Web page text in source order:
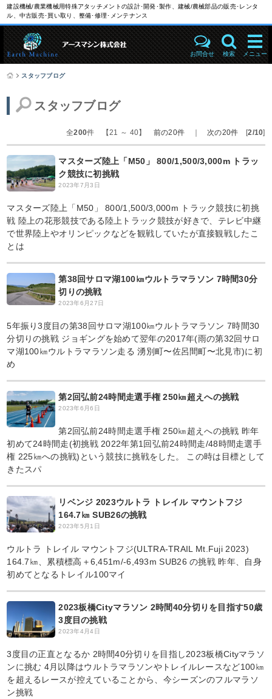
建設機械/農業機械用特殊アタッチメントの設計･開発･製作、建械/農械部品の販売･レンタ
ル、中古販売･買い取り、整備･修理･メンテナンス
お問合せ 検索 メニュー
スタッフブログ
スタッフブログ
全200件 【21 ～ 40】 前の20件 次の20件 [2/10]
マスターズ陸上「M50」 800/1,500/3,000m トラッ
ク競技に初挑戦
2023年7月3日
マスターズ陸上「M50」 800/1,500/3,000m トラック競技に初挑
戦 陸上の花形競技である陸上トラック競技が好きで、テレビ中継
で世界陸上やオリンピックなどを観戦していたが直接観戦したこ
とは
第38回サロマ湖100㎞ウルトラマラソン 7時間30分
切りの挑戦
2023年6月27日
5年振り3度目の第38回サロマ湖100㎞ウルトラマラソン 7時間30
分切りの挑戦 ジョギングを始めて翌年の2017年(雨の第32回サロ
マ湖100㎞ウルトラマラソン走る 湧別町〜佐呂間町〜北見市)に初
め
第2回弘前24時間走選手権 250㎞超えへの挑戦
2023年6月6日
第2回弘前24時間走選手権 250㎞超えへの挑戦 昨年
初めて24時間走(初挑戦 2022年第1回弘前24時間走/48時間走選手
権 225㎞への挑戦)という競技に挑戦をした。 この時は目標として
きたスパ
リベンジ 2023ウルトラ トレイル マウントフジ
164.7㎞ SUB26の挑戦
2023年5月1日
ウルトラ トレイル マウントフジ(ULTRA-TRAIL Mt.Fuji 2023)
164.7㎞、累積標高＋6,451m/-6,493m SUB26 の挑戦 昨年、自身
初めてとなるトレイル100マイ
2023板橋Cityマラソン 2時間40分切りを目指す50歳
3度目の挑戦
2023年4月4日
3度目の正直となるか 2時間40分切りを目指し2023板橋Cityマラソ
ンに挑む 4月以降はウルトラマラソンやトレイルレースなど100㎞
を超えるレースが控えていることから、今シーズンのフルマラソ
ン挑戦